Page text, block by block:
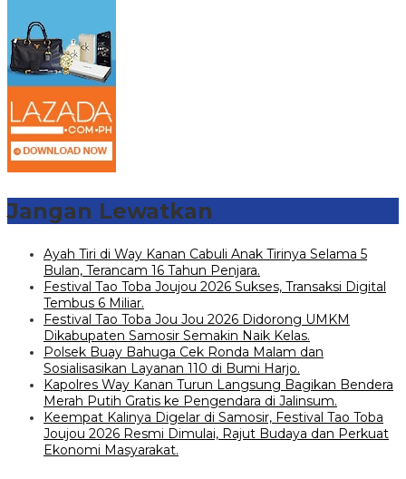
Jangan Lewatkan
Ayah Tiri di Way Kanan Cabuli Anak Tirinya Selama 5
Bulan, Terancam 16 Tahun Penjara.
Festival Tao Toba Joujou 2026 Sukses, Transaksi Digital
Tembus 6 Miliar.
Festival Tao Toba Jou Jou 2026 Didorong UMKM
Dikabupaten Samosir Semakin Naik Kelas.
Polsek Buay Bahuga Cek Ronda Malam dan
Sosialisasikan Layanan 110 di Bumi Harjo.
Kapolres Way Kanan Turun Langsung Bagikan Bendera
Merah Putih Gratis ke Pengendara di Jalinsum.
Keempat Kalinya Digelar di Samosir, Festival Tao Toba
Joujou 2026 Resmi Dimulai, Rajut Budaya dan Perkuat
Ekonomi Masyarakat.